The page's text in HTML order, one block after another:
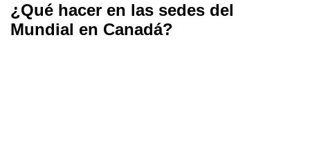
¿Qué hacer en las sedes del
Mundial en Canadá?